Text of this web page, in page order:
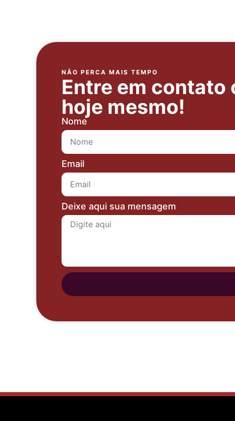
NÃO PERCA MAIS TEMPO
Entre em contato
hoje mesmo!
Nome
Email
Deixe aqui sua mensagem